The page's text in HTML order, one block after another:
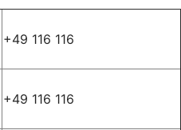
+49 116 116
+49 116 116